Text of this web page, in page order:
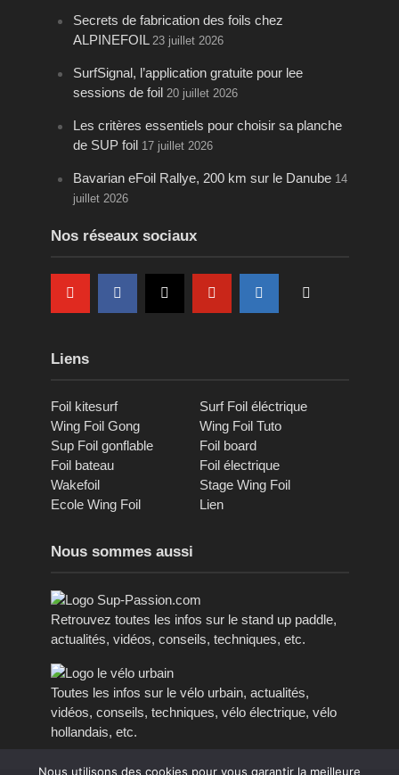
Secrets de fabrication des foils chez
ALPINEFOIL 23 juillet 2026
SurfSignal, l’application gratuite pour lee
sessions de foil 20 juillet 2026
Les critères essentiels pour choisir sa planche
de SUP foil 17 juillet 2026
Bavarian eFoil Rallye, 200 km sur le Danube 14
juillet 2026
Nos réseaux sociaux
Liens
Foil kitesurf
Surf Foil éléctrique
Wing Foil Gong
Wing Foil Tuto
Sup Foil gonflable
Foil board
Foil bateau
Foil électrique
Wakefoil
Stage Wing Foil
Ecole Wing Foil
Lien
Nous sommes aussi
Retrouvez toutes les infos sur le stand up paddle,
actualités, vidéos, conseils, techniques, etc.
Toutes les infos sur le vélo urbain, actualités,
vidéos, conseils, techniques, vélo électrique, vélo
hollandais, etc.
Nous utilisons des cookies pour vous garantir la meilleure